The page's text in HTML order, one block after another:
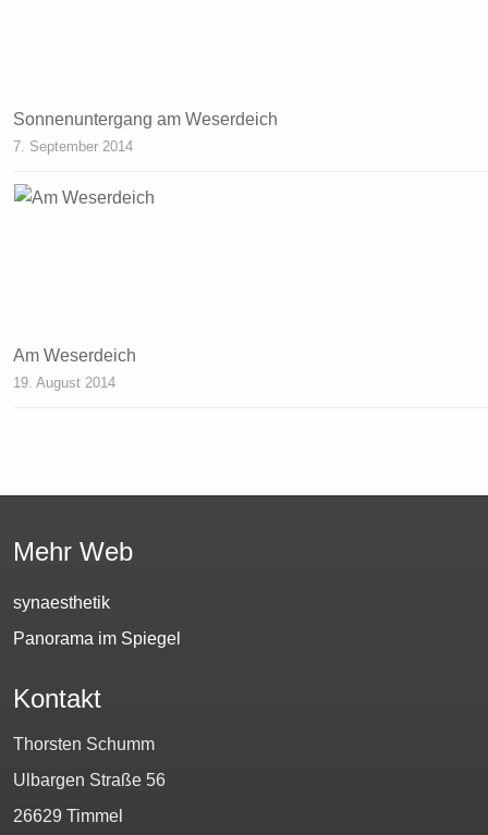
Sonnenuntergang am Weserdeich
7. September 2014
Am Weserdeich
19. August 2014
Mehr Web
synaesthetik
Panorama im Spiegel
Kontakt
Thorsten Schumm
Ulbargen Straße 56
26629 Timmel